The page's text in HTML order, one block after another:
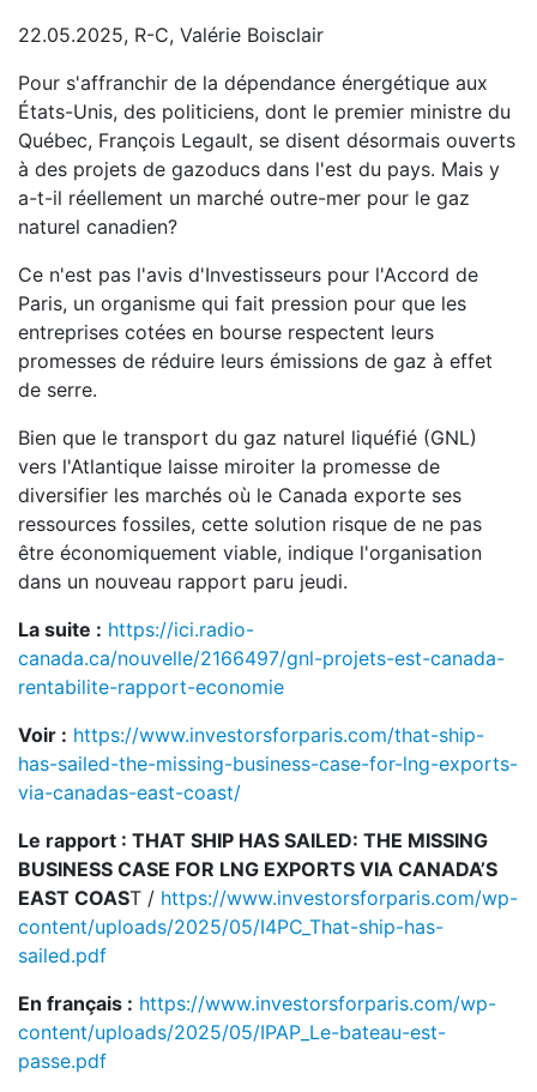
22.05.2025, R-C, Valérie Boisclair
Pour s'affranchir de la dépendance énergétique aux
États-Unis, des politiciens, dont le premier ministre du
Québec, François Legault, se disent désormais ouverts
à des projets de gazoducs dans l'est du pays. Mais y
a-t-il réellement un marché outre-mer pour le gaz
naturel canadien?
Ce n'est pas l'avis d'Investisseurs pour l'Accord de
Paris, un organisme qui fait pression pour que les
entreprises cotées en bourse respectent leurs
promesses de réduire leurs émissions de gaz à effet
de serre.
Bien que le transport du gaz naturel liquéfié (GNL)
vers l'Atlantique laisse miroiter la promesse de
diversifier les marchés où le Canada exporte ses
ressources fossiles, cette solution risque de ne pas
être économiquement viable, indique l'organisation
dans un nouveau rapport paru jeudi.
La suite : https://ici.radio-
canada.ca/nouvelle/2166497/gnl-projets-est-canada-
rentabilite-rapport-economie
Voir : https://www.investorsforparis.com/that-ship-
has-sailed-the-missing-business-case-for-lng-exports-
via-canadas-east-coast/
Le rapport : THAT SHIP HAS SAILED: THE MISSING
BUSINESS CASE FOR LNG EXPORTS VIA CANADA’S
EAST COAST / https://www.investorsforparis.com/wp-
content/uploads/2025/05/I4PC_That-ship-has-
sailed.pdf
En français : https://www.investorsforparis.com/wp-
content/uploads/2025/05/IPAP_Le-bateau-est-
passe.pdf